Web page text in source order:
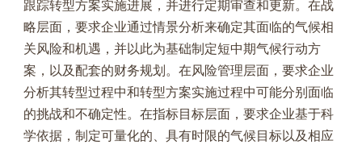
跟踪转型方案实施进展，并进行定期审查和更新。在战
略层面，要求企业通过情景分析来确定其面临的气候相
关风险和机遇，并以此为基础制定短中期气候行动方
案，以及配套的财务规划。在风险管理层面，要求企业
分析其转型过程中和转型方案实施过程中可能分别面临
的挑战和不确定性。在指标目标层面，要求企业基于科
学依据，制定可量化的、具有时限的气候目标以及相应